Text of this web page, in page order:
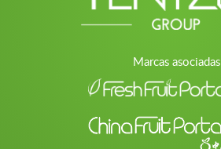
Marcas asociadas